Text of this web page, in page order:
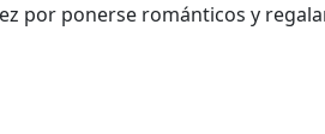
por ponerse románticos y